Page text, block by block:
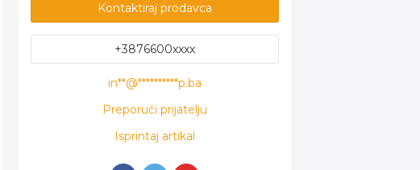
Kontaktiraj prodavca
+3876600xxxx
in**@**********p.ba
Preporuči prijatelju
Isprintaj artikal